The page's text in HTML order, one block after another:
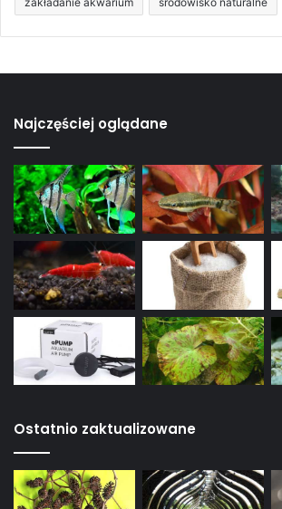
Najczęściej oglądane
Ostatnio zaktualizowane